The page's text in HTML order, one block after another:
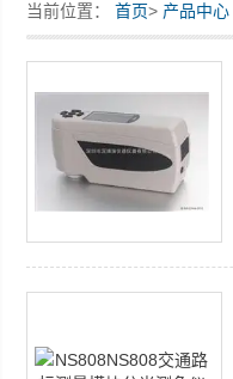
当前位置：首页> 产品中心